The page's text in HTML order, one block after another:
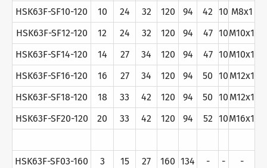
HSK63F-SF10-120 10 24 32 120 94 42 10 M8x1
HSK63F-SF12-120
12 24 32 120 94 47 10M10x1
HSK63F-SF14-120
14 27 34 120 94 47 10M10x1
HSK63F-SF16-120
16 27 34 120 94 50 10 M12x1
HSK63F-SF18-120
18 33 42 120 94 50 10 M12x1
HSK63F-SF20-120
20 33 42 120 94 52 10M16x1
HSK63F-SF03-160 3 15 27 160 134 - -
-